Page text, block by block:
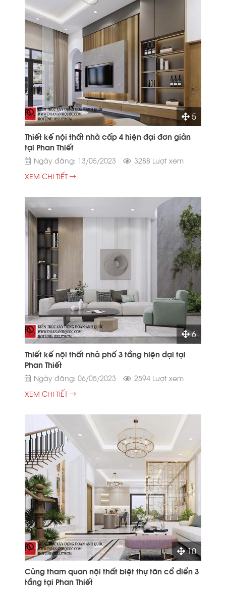
5
Thiết kế nội thất nhà cấp 4 hiện đại đơn giản
tại Phan Thiết
Ngày đăng: 13/05/2023
3288 Lượt xem
XEM CHI TIẾT
6
Thiết kế nội thất nhà phố 3 tầng hiện đại tại
Phan Thiết
Ngày đăng: 06/05/2023
2594 Lượt xem
XEM CHI TIẾT
10
Cùng tham quan nội thất biệt thự tân cổ điển 3
tầng tại Phan Thiết